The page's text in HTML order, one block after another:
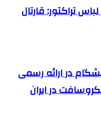
تراکتور: قارتال
در ارائه رسمی
در ایران